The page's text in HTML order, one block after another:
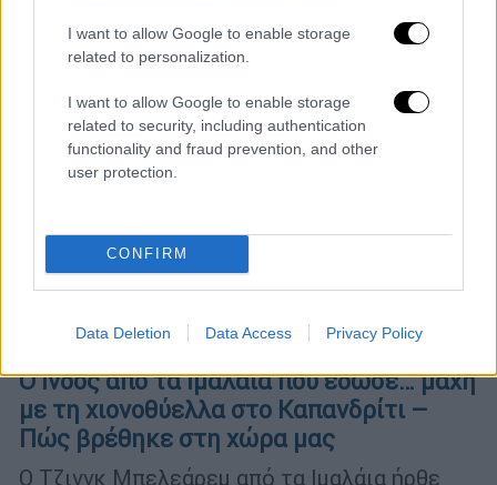
I want to allow Google to enable storage
related to personalization.
I want to allow Google to enable storage
related to security, including authentication
functionality and fraud prevention, and other
user protection.
CONFIRM
Data Deletion Data Access Privacy Policy
Ο Ινδός από τα Ιμαλάια που έδωσε… μάχη
με τη χιονοθύελλα στο Καπανδρίτι –
Πώς βρέθηκε στη χώρα μας
O Τζινγκ Μπελεάρεμ από τα Ιμαλάια ήρθε